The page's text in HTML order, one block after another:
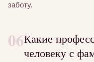
заботу.
06Какие
человеку с